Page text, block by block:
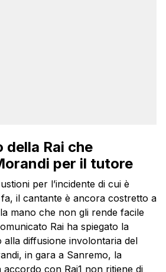
della Rai che
per il tutore
per l’incidente di cui è
il cantante è ancora costretto a
mano che non gli rende facile
Rai ha spiegato la
alla diffusione involontaria del
in gara a Sanremo, la
accordo con Rai1 non ritiene di